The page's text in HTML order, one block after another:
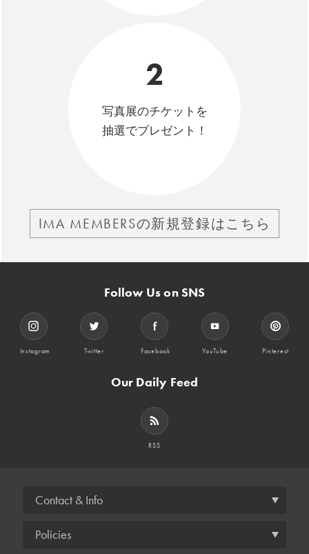
2
写真展のチケットを
抽選でプレゼント！
IMA MEMBERSの新規登録はこちら
Follow Us on SNS
Instagram Twitter Facebook YouTube Pinterest
Our Daily Feed
RSS
Contact & Info
Policies